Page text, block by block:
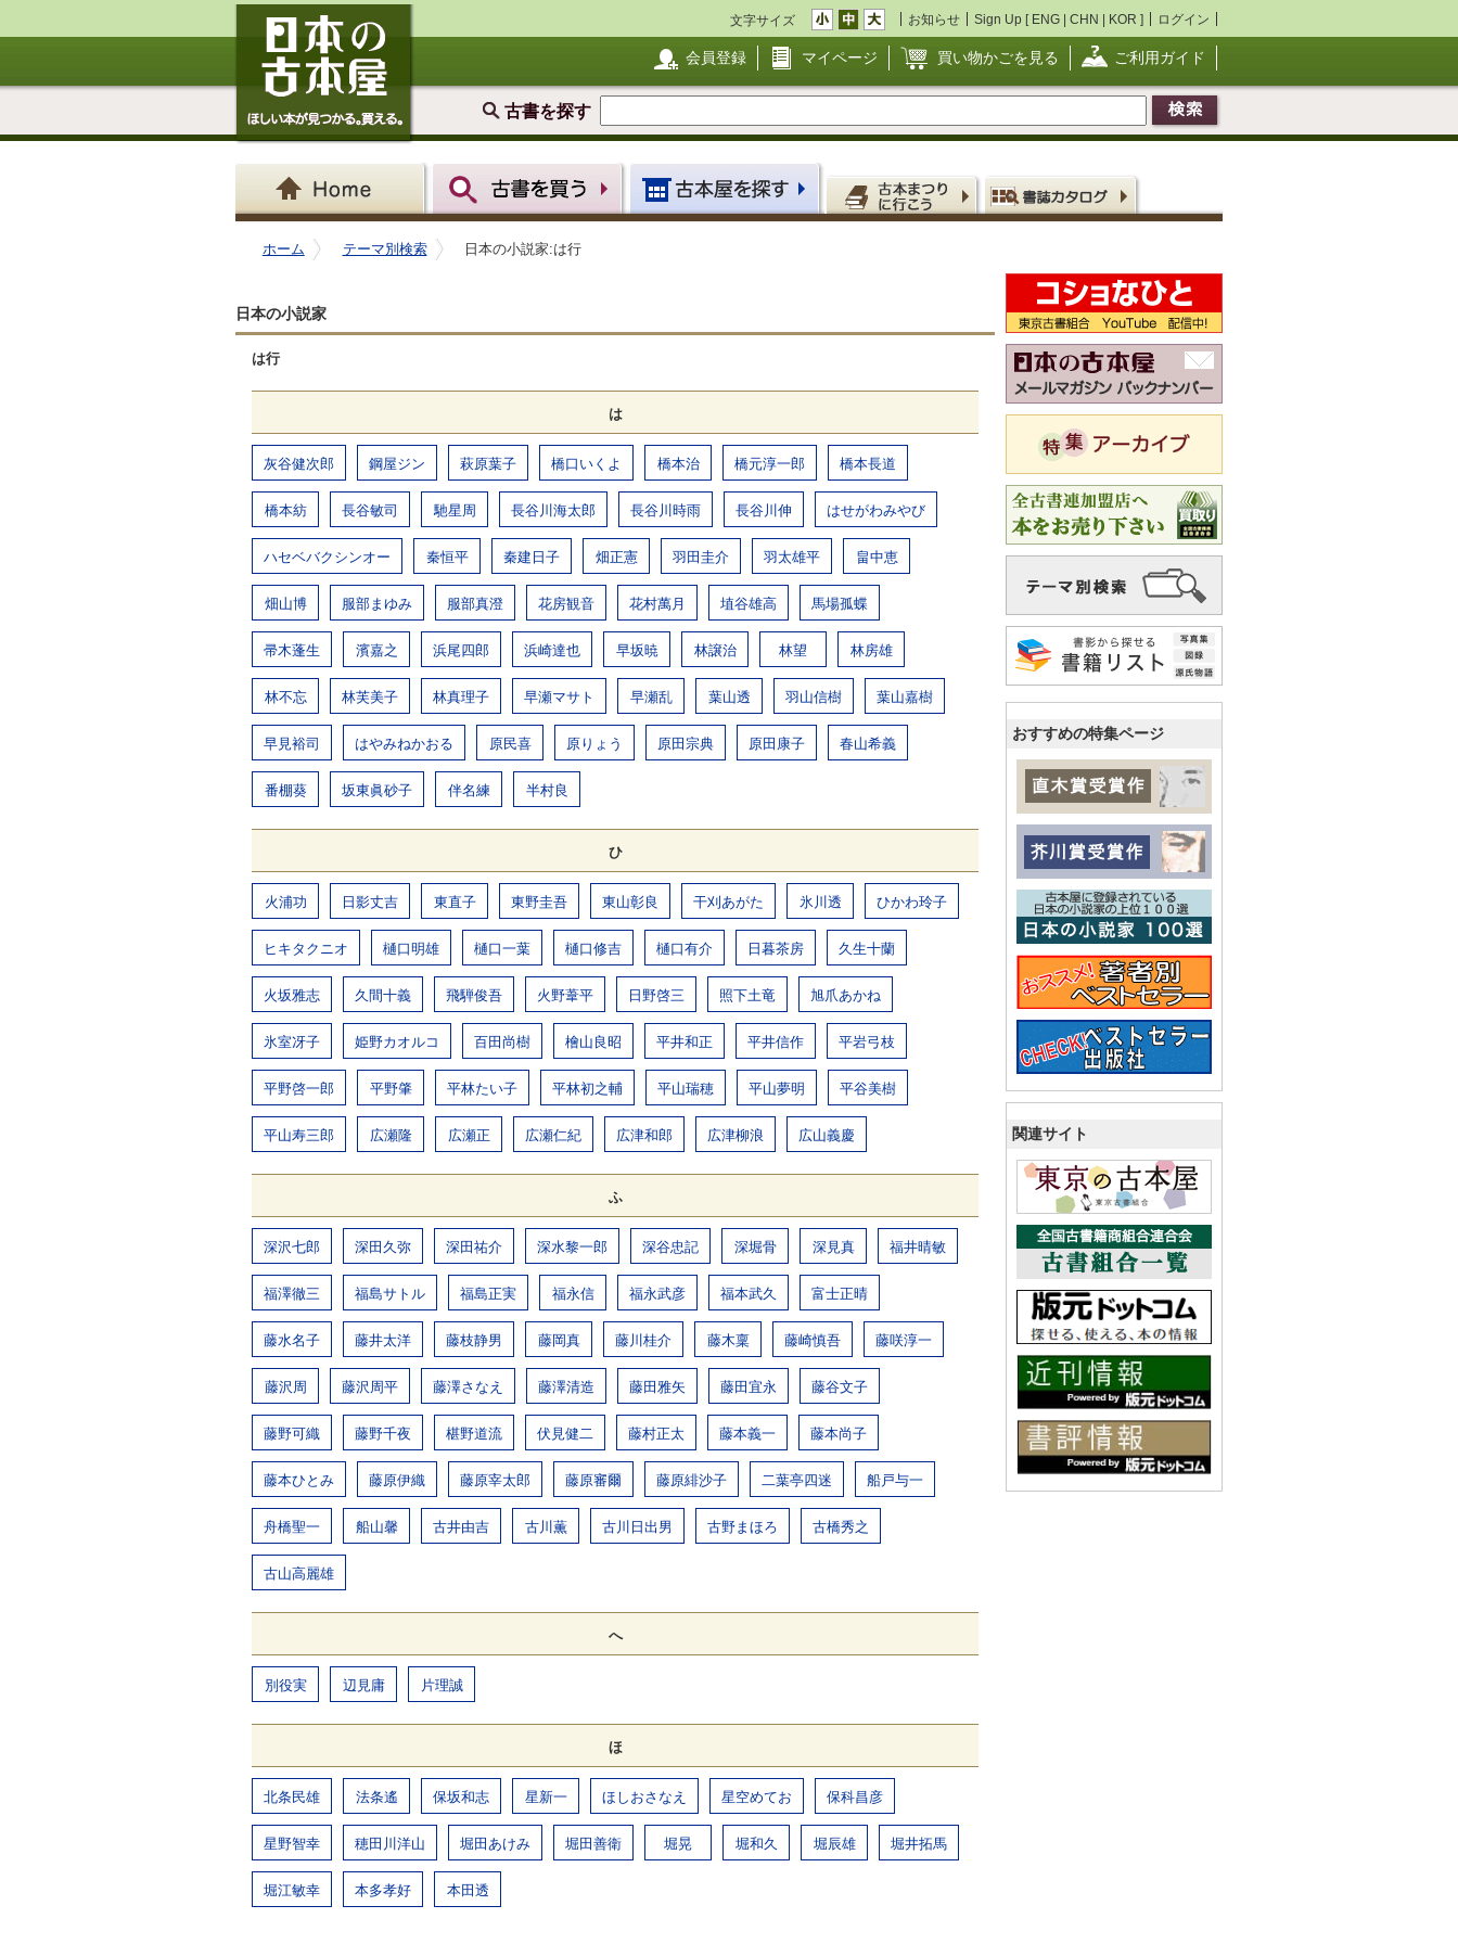
文字サイズ お知らせ Sign Up [ ENG | CHN | KOR ] ログイン
会員登録 マイページ 買い物かごを見る ご利用ガイド
古書を探す
ホーム テーマ別検索 日本の小説家:は行
日本の小説家
は行
は
灰谷健次郎 鋼屋ジン 萩原葉子 橋口いくよ 橋本治 橋元淳一郎 橋本長道
橋本紡 長谷敏司 馳星周 長谷川海太郎 長谷川時雨 長谷川伸 はせがわみやび
ハセベバクシンオー 秦恒平 秦建日子 畑正憲 羽田圭介 羽太雄平 畠中恵
畑山博 服部まゆみ 服部真澄 花房観音 花村萬月 埴谷雄高 馬場孤蝶
帚木蓬生 濱嘉之 浜尾四郎 浜崎達也 早坂暁 林譲治 林望 林房雄
林不忘 林芙美子 林真理子 早瀬マサト 早瀬乱 葉山透 羽山信樹 葉山嘉樹
早見裕司 はやみねかおる 原民喜 原りょう 原田宗典 原田康子 春山希義
番棚葵 坂東眞砂子 伴名練 半村良
ひ
火浦功 日影丈吉 東直子 東野圭吾 東山彰良 干刈あがた 氷川透 ひかわ玲子
ヒキタクニオ 樋口明雄 樋口一葉 樋口修吉 樋口有介 日暮茶房 久生十蘭
火坂雅志 久間十義 飛騨俊吾 火野葦平 日野啓三 照下土竜 旭爪あかね
氷室冴子 姫野カオルコ 百田尚樹 檜山良昭 平井和正 平井信作 平岩弓枝
平野啓一郎 平野肇 平林たい子 平林初之輔 平山瑞穂 平山夢明 平谷美樹
平山寿三郎 広瀬隆 広瀬正 広瀬仁紀 広津和郎 広津柳浪 広山義慶
ふ
深沢七郎 深田久弥 深田祐介 深水黎一郎 深谷忠記 深堀骨 深見真 福井晴敏
福澤徹三 福島サトル 福島正実 福永信 福永武彦 福本武久 富士正晴
藤水名子 藤井太洋 藤枝静男 藤岡真 藤川桂介 藤木稟 藤崎慎吾 藤咲淳一
藤沢周 藤沢周平 藤澤さなえ 藤澤清造 藤田雅矢 藤田宜永 藤谷文子
藤野可織 藤野千夜 椹野道流 伏見健二 藤村正太 藤本義一 藤本尚子
藤本ひとみ 藤原伊織 藤原宰太郎 藤原審爾 藤原緋沙子 二葉亭四迷 船戸与一
舟橋聖一 船山馨 古井由吉 古川薫 古川日出男 古野まほろ 古橋秀之
古山高麗雄
へ
別役実 辺見庸 片理誠
ほ
北条民雄 法条遙 保坂和志 星新一 ほしおさなえ 星空めてお 保科昌彦
星野智幸 穂田川洋山 堀田あけみ 堀田善衛 堀晃 堀和久 堀辰雄 堀井拓馬
堀江敏幸 本多孝好 本田透
おすすめの特集ページ
関連サイト